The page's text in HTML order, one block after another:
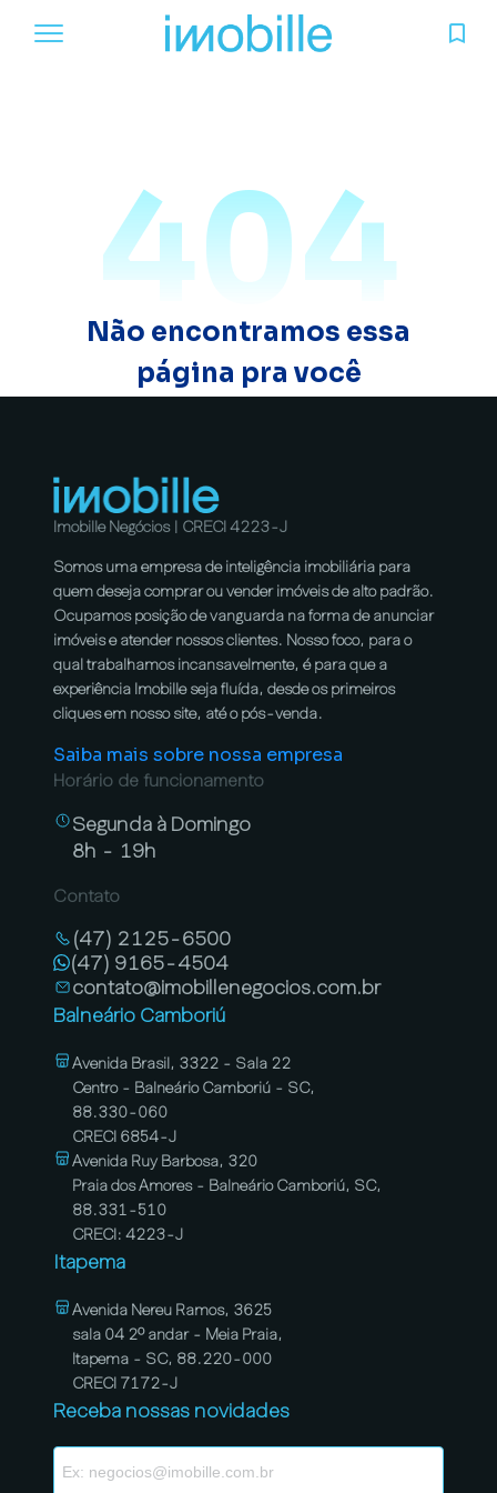
404
Não encontramos essa
página pra você
Imobille Negócios | CRECI 4223-J
Somos uma empresa de inteligência imobiliária para
quem deseja comprar ou vender imóveis de alto padrão.
Ocupamos posição de vanguarda na forma de anunciar
imóveis e atender nossos clientes. Nosso foco, para o
qual trabalhamos incansavelmente, é para que a
experiência Imobille seja fluída, desde os primeiros
cliques em nosso site, até o pós-venda.
Saiba mais sobre nossa empresa
Horário de funcionamento
Segunda à Domingo
8h - 19h
Contato
(47) 2125-6500
(47) 9165-4504
contato@imobillenegocios.com.br
Balneário Camboriú
Avenida Brasil, 3322 - Sala 22
Centro - Balneário Camboriú - SC,
88.330-060
CRECI 6854-J
Avenida Ruy Barbosa, 320
Praia dos Amores - Balneário Camboriú, SC,
88.331-510
CRECI: 4223-J
Itapema
Avenida Nereu Ramos, 3625
sala 04 2º andar - Meia Praia,
Itapema - SC, 88.220-000
CRECI 7172-J
Receba nossas novidades